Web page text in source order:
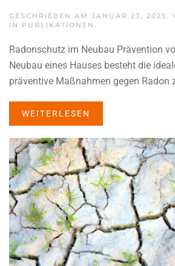
GESCHRIEBEN AM JANUAR 23, 2025
.
IN PUBLIKATIONEN
Radonschutz im Neubau Prävention
Neubau eines Hauses besteht die
präventive Maßnahmen gegen Radon
WEITERLESEN